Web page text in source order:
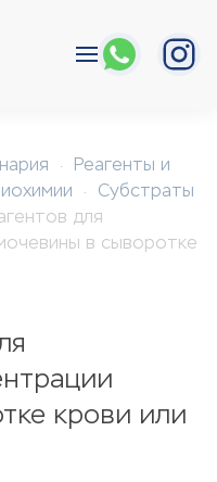
Реагенты и
Субстраты
для
в сыворотке
крови или